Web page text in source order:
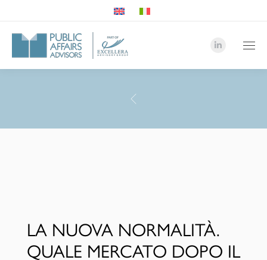
Linkedin
page
window
PAA
LA NUOVA NORMALITÀ.
QUALE MERCATO DOPO IL